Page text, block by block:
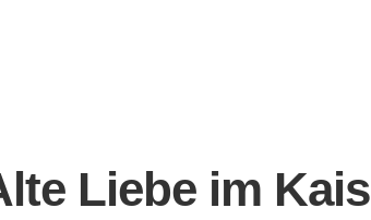
Liebe im